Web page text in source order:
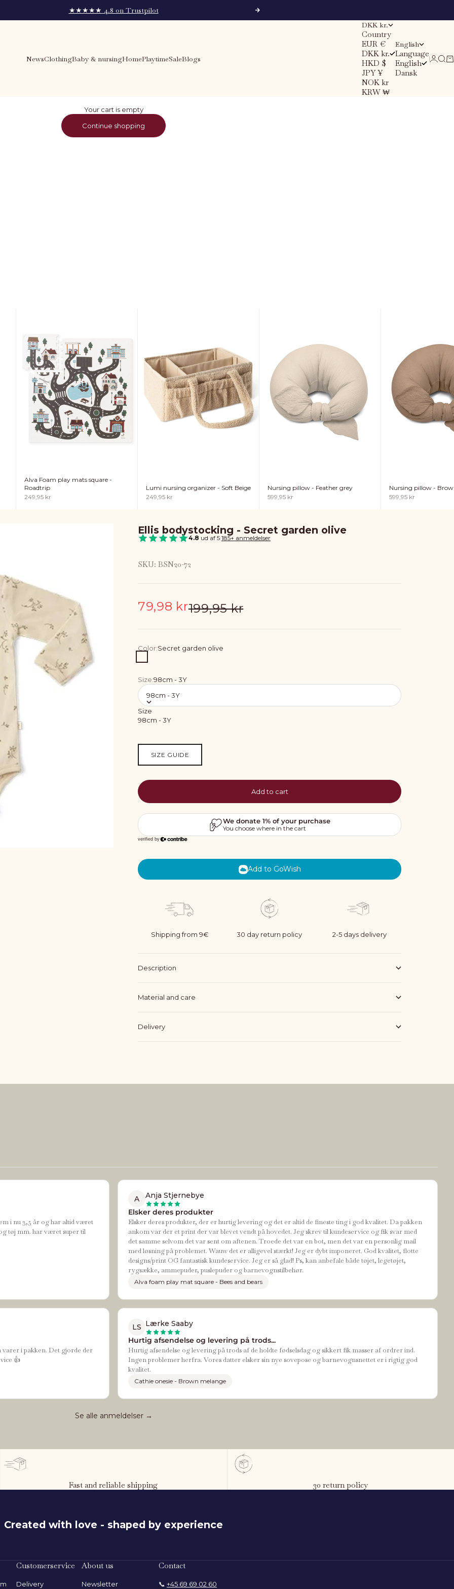
★★★★★ 4.8 on Trustpilot Next
NewsClothingBaby & nursingHomePlaytimeSaleBlogs
DKK kr.
Country
EUR €
DKK kr.
HKD $
JPY ¥
NOK kr
KRW ₩
English
Language
English
Dansk
Login
Your cart is empty
Continue shopping
Alva Foam play mats square -
Roadtrip
Sale price
249,95 kr
Lumi nursing organizer - Soft Beige
Sale price
249,95 kr
Nursing pillow - Feather grey
Sale price
599,95 kr
Nursing pillow -
Sale price
599,95 kr
Ellis bodystocking - Secret garden olive
4.8 ud af 5|185+ anmeldelser
SKU: BSN20-72
Sale price
79,98 krRegular price
199,95 kr
Color:Secret garden olive
Secret garden olive
Size:98cm - 3Y
98cm - 3Y
Size
98cm - 3Y
SIZE GUIDE
Add to cart
Add to GoWish
Shipping from 9€ 30 day return policy 2-5 days delivery
Description
Material and care
Delivery
i nu 3,5 år og har altid været
tøj mm. har været super til
A
Anja Stjernebye
Elsker deres produkter
Elsker deres produkter, der er hurtig levering og det er altid de fineste ting i god kvalitet. Da pakken
ankom var der et print der var blevet vendt på hovedet. Jeg skrev til kundeservice og fik svar med
det samme selvom det var sent om aftenen. Troede det var en bot, men det var en personlig mail
med løsning på problemet. Wauw det er alligevel stærkt! Jeg er dybt imponeret. God kvalitet, flotte
designs/print OG fantastisk kundeservice. Jeg er så glad! Ps, kan anbefale både tøjet, legetøjet,
rygsække, ammepuder, puslepuder og barnevognstilbehør.
Alva foam play mat square - Bees and bears
varer i pakken. Det gjorde der
👍
LS Lærke Saaby
Hurtig afsendelse og levering på trods...
Hurtig afsendelse og levering på trods af de holdte fødselsdag og sikkert fik masser af ordrer ind.
Ingen problemer herfra. Vores datter elsker sin nye sovepose og barnevognsnettet er i rigtig god
kvalitet.
Cathie onesie - Brown melange
Se alle anmeldelser →
Fast and reliable shipping 30 return policy
Created with love - shaped by experience
Customerservice
Delivery
About us
Newsletter
Contact
📞 +45 69 69 02 60